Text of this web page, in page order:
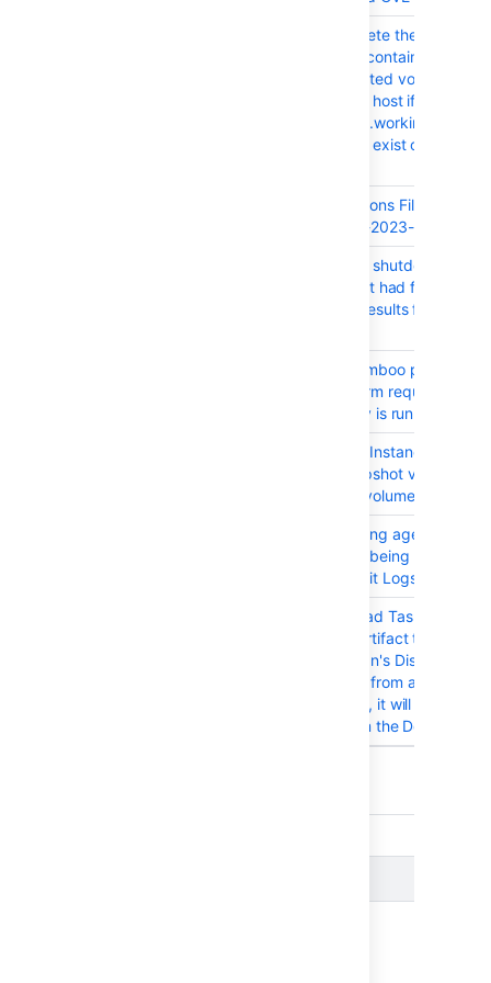
Bamboo will delete the whole
Docker Runner container
long-term mounted volumes
data(!) from the host if the
location doesn't exist or can't be
Upgrade Commons FileUpload
Library for CVE-2023-24998
Bamboo will not shutdown an
Elastic Agent if it had failed to
send the build results file back to
Improve the Bamboo
on handling storm requests from
Jira while Expiry is running
Bamboo Elastic Instance fails to
mount EBS snapshot volume if
Instance Store volume is present
Enabling/Disabling agents via
REST API is not being registered
on Bamboo Audit Logs
Artifact Download Task does not
download the artifact that
matches the Plan's Display name
when executed from a Default
branch. Instead, it will download
the artifact from the Default Plan